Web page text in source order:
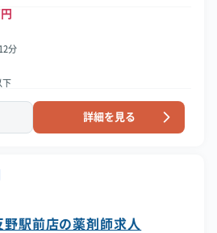
分
下
詳細を見る
駅前店の薬剤師求人